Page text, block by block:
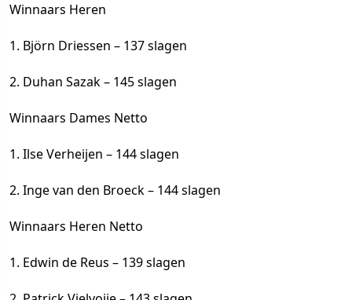
Winnaars Heren
1. Björn Driessen – 137 slagen
2. Duhan Sazak – 145 slagen
Winnaars Dames Netto
1. Ilse Verheijen – 144 slagen
2. Inge van den Broeck – 144 slagen
Winnaars Heren Netto
1. Edwin de Reus – 139 slagen